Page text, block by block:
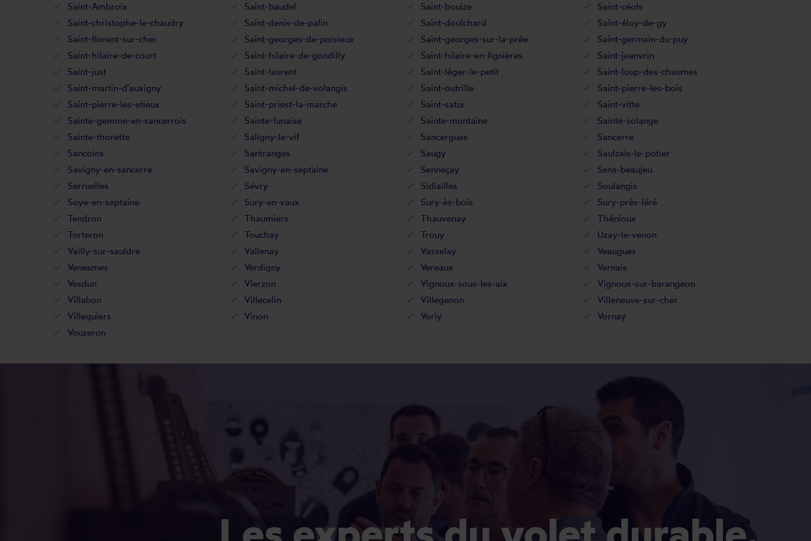
Saint-Ambroix
Saint-baudel Saint-bouize
Saint-céols
Saint-christophe-le-chaudry
Saint-denis-de-palin Saint-doulchard
Saint-éloy-de-gy
Saint-florent-sur-cher
Saint-georges-de-poisieux Saint-georges-sur-la-prée
Saint-germain-du-puy
Saint-hilaire-de-court
Saint-hilaire-de-gondilly Saint-hilaire-en-lignières
Saint-jeanvrin
Saint-just
Saint-laurent Saint-léger-le-petit
Saint-loup-des-chaumes
Saint-martin-d'auxigny
Saint-michel-de-volangis Saint-outrille
Saint-pierre-les-bois
Saint-pierre-les-etieux
Saint-priest-la-marche Saint-satur
Saint-vitte
Sainte-gemme-en-sancerrois
Sainte-lunaise Sainte-montaine
Sainte-solange
Sainte-thorette
Saligny-le-vif Sancergues
Sancerre
Sancoins
Santranges Saugy
Saulzais-le-potier
Savigny-en-sancerre
Savigny-en-septaine Senneçay
Sens-beaujeu
Serruelles
Sévry Sidiailles
Soulangis
Soye-en-septaine
Sury-en-vaux Sury-ès-bois
Sury-près-léré
Tendron
Thaumiers Thauvenay
Thénioux
Torteron
Touchay Trouy
Uzay-le-venon
Vailly-sur-sauldre
Vallenay Vasselay
Veaugues
Venesmes
Verdigny Vereaux
Vernais
Vesdun
Vierzon Vignoux-sous-les-aix
Vignoux-sur-barangeon
Villabon
Villecelin Villegenon
Villeneuve-sur-cher
Villequiers
Vinon Vorly
Vornay
Vouzeron